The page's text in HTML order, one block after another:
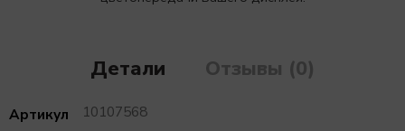
Детали Отзывы (0)
Артикул
10107568